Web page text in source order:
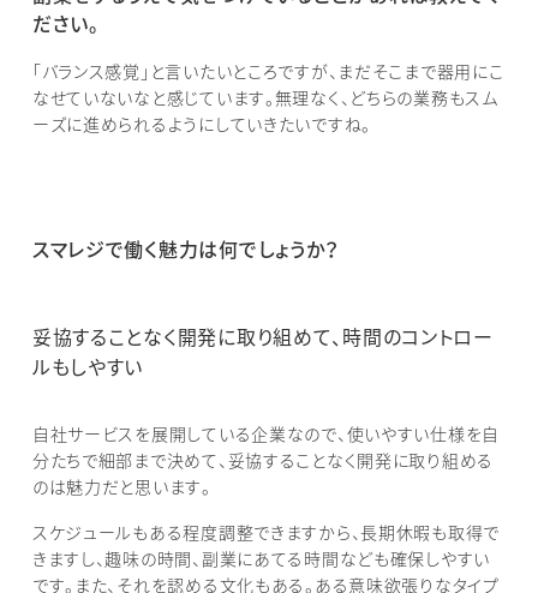
ださい。
「バランス感覚」と言いたいところですが、まだそこまで器用にこ
なせていないなと感じています。無理なく、どちらの業務もスム
ーズに進められるようにしていきたいですね。
スマレジで働く魅力は何でしょうか？
妥協することなく開発に取り組めて、時間のコントロー
ルもしやすい
自社サービスを展開している企業なので、使いやすい仕様を自
分たちで細部まで決めて、妥協することなく開発に取り組める
のは魅力だと思います。
スケジュールもある程度調整できますから、長期休暇も取得で
きますし、趣味の時間、副業にあてる時間なども確保しやすい
です。また、それを認める文化もある。ある意味欲張りなタイプ